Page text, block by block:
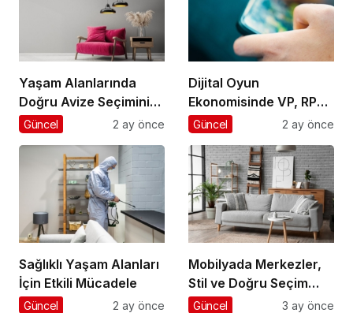
Yaşam Alanlarında
Doğru Avize Seçiminin
Önemi
Güncel 2 ay önce
Dijital Oyun
Ekonomisinde VP, RP
ve UC Rehberi
Güncel 2 ay önce
Sağlıklı Yaşam Alanları
İçin Etkili Mücadele
Güncel 2 ay önce
Mobilyada Merkezler,
Stil ve Doğru Seçim
Rehberi
Güncel 3 ay önce